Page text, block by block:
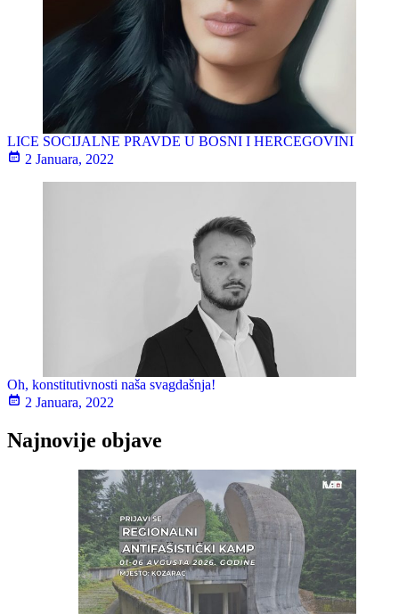
LICE SOCIJALNE PRAVDE U BOSNI I HERCEGOVINI
2 Januara, 2022
Oh, konstitutivnosti naša svagdašnja!
2 Januara, 2022
Najnovije objave